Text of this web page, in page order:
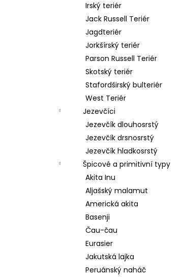
Irský teriér
Jack Russell Teriér
Jagdteriér
Jorkšírský teriér
Parson Russell Teriér
Skotský teriér
Stafordširský bulteriér
West Teriér
Jezevčíci
Jezevčík dlouhosrstý
Jezevčík drsnosrstý
Jezevčík hladkosrstý
Špicové a primitivní typy
Akita Inu
Aljašský malamut
Americká akita
Basenji
Čau-čau
Eurasier
Jakutská lajka
Peruánský naháč